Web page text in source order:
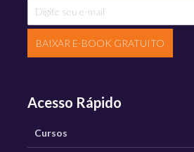
BAIXAR E-BOOK GRATUITO
Acesso Rápido
Cursos